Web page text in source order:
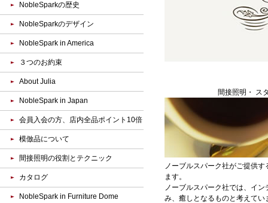
間接照明・ ス
ノーブルスパーク社がご提供
ます。
ノーブルスパーク社では、イ
み、癒しとなるものと考えて
NobleSparkの歴史
NobleSparkのデザイン
NobleSpark in America
３つのお約束
About Julia
NobleSpark in Japan
会員入会の方、店内全品ポイント10倍
模倣品について
間接照明の役割とテクニック
カタログ
NobleSpark in Furniture Dome